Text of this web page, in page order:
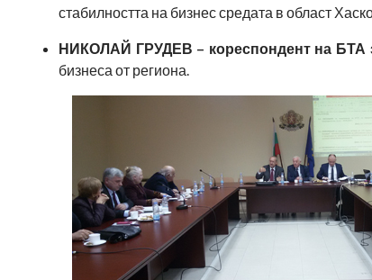
стабилността на бизнес средата в област
НИКОЛАЙ ГРУДЕВ – кореспондент на БТА
бизнеса от региона.